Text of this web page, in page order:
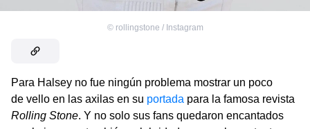
© rollingstone / Instagram
Para Halsey no fue ningún problema mostrar un poco
de vello en las axilas en su portada para la famosa revista
Rolling Stone. Y no solo sus fans quedaron encantados